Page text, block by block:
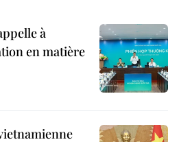
à
en matière